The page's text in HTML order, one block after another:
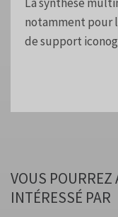
notamment pour
de support
VOUS POURREZ
INTÉRESSÉ PAR